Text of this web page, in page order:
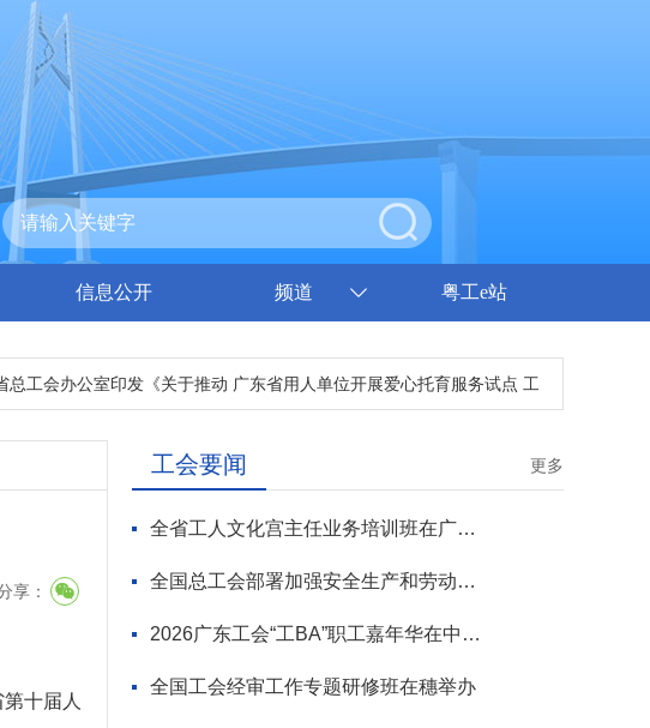
信息公开 频道 粤工e站
会办公室印发《关于推动 广东省用人单位开展爱心托育服务试点 工作方案》的通知
享：
十届人
工会要闻 更多
全省工人文化宫主任业务培训班在广州开班
全国总工会部署加强安全生产和劳动保护工作
2026广东工会“工BA”职工嘉年华在中山举行
全国工会经审工作专题研修班在穗举办